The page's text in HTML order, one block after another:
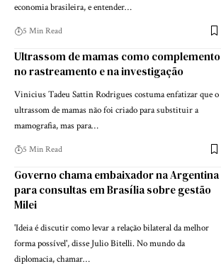
economia brasileira, e entender…
5 Min Read
Ultrassom de mamas como complemento
no rastreamento e na investigação
Vinicius Tadeu Sattin Rodrigues costuma enfatizar que o
ultrassom de mamas não foi criado para substituir a
mamografia, mas para…
5 Min Read
Governo chama embaixador na Argentina
para consultas em Brasília sobre gestão
Milei
'Ideia é discutir como levar a relação bilateral da melhor
forma possível', disse Julio Bitelli. No mundo da
diplomacia, chamar…